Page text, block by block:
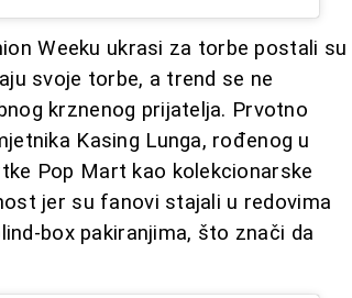
Weeku ukrasi za torbe postali su
svoje torbe, a trend se ne
krznenog prijatelja. Prvotno
Kasing Lunga, rođenog u
Pop Mart kao kolekcionarske
jer su fanovi stajali u redovima
box pakiranjima, što znači da